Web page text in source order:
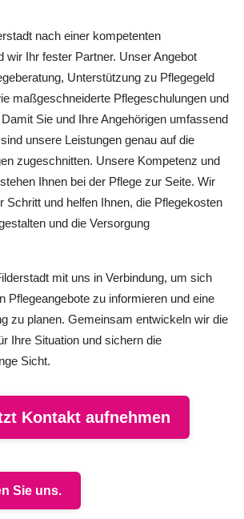
nach einer kompetenten
wir Ihr fester Partner. Unser Angebot
Unterstützung zu Pflegegeld
maßgeschneiderte Pflegeschulungen und
Sie und Ihre Angehörigen umfassend
unsere Leistungen genau auf die
zugeschnitten. Unsere Kompetenz und
Ihnen bei der Pflege zur Seite. Wir
Schritt und helfen Ihnen, die Pflegekosten
und die Versorgung
mit uns in Verbindung, um sich
Pflegeangebote zu informieren und eine
zu planen. Gemeinsam entwickeln wir die
Ihre Situation und sichern die
Sicht.
Kontakt aufnehmen
Sie uns.